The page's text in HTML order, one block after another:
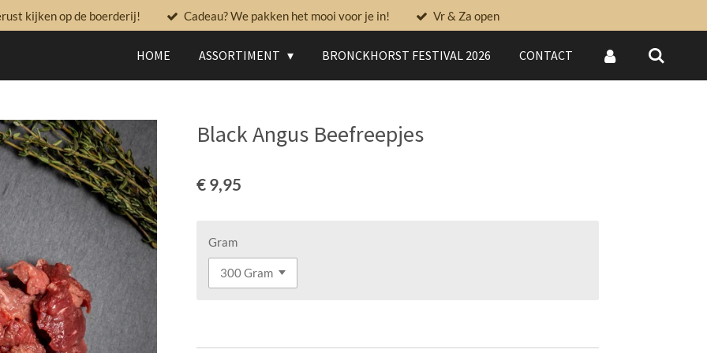
kijken op de boerderij! Cadeau? We pakken het mooi voor je in! Vr & Za open
HOME ASSORTIMENT BRONCKHORST FESTIVAL 2026 CONTACT
Black Angus Beefreepjes
€ 9,95
Gram